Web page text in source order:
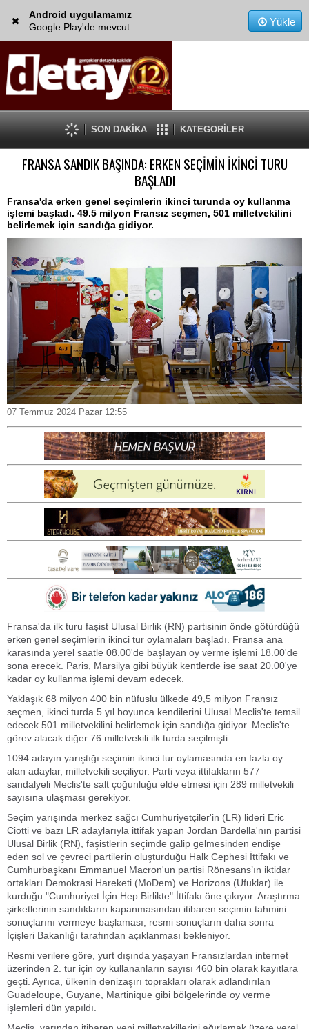
Android uygulamamız
Google Play'de mevcut
Yükle
SON DAKİKA KATEGORİLER
FRANSA SANDIK BAŞINDA: ERKEN SEÇİMİN İKİNCİ TURU
BAŞLADI
Fransa'da erken genel seçimlerin ikinci turunda oy kullanma
işlemi başladı. 49.5 milyon Fransız seçmen, 501 milletvekilini
belirlemek için sandığa gidiyor.
07 Temmuz 2024 Pazar 12:55
Fransa'da ilk turu faşist Ulusal Birlik (RN) partisinin önde götürdüğü
erken genel seçimlerin ikinci tur oylamaları başladı. Fransa ana
karasında yerel saatle 08.00'de başlayan oy verme işlemi 18.00'de
sona erecek. Paris, Marsilya gibi büyük kentlerde ise saat 20.00'ye
kadar oy kullanma işlemi devam edecek.
Yaklaşık 68 milyon 400 bin nüfuslu ülkede 49,5 milyon Fransız
seçmen, ikinci turda 5 yıl boyunca kendilerini Ulusal Meclis'te temsil
edecek 501 milletvekilini belirlemek için sandığa gidiyor. Meclis'te
görev alacak diğer 76 milletvekili ilk turda seçilmişti.
1094 adayın yarıştığı seçimin ikinci tur oylamasında en fazla oy
alan adaylar, milletvekili seçiliyor. Parti veya ittifakların 577
sandalyeli Meclis'te salt çoğunluğu elde etmesi için 289 milletvekili
sayısına ulaşması gerekiyor.
Seçim yarışında merkez sağcı Cumhuriyetçiler'in (LR) lideri Eric
Ciotti ve bazı LR adaylarıyla ittifak yapan Jordan Bardella'nın partisi
Ulusal Birlik (RN), faşistlerin seçimde galip gelmesinden endişe
eden sol ve çevreci partilerin oluşturduğu Halk Cephesi İttifakı ve
Cumhurbaşkanı Emmanuel Macron'un partisi Rönesans’ın iktidar
ortakları Demokrasi Hareketi (MoDem) ve Horizons (Ufuklar) ile
kurduğu "Cumhuriyet İçin Hep Birlikte" İttifakı öne çıkıyor. Araştırma
şirketlerinin sandıkların kapanmasından itibaren seçimin tahmini
sonuçlarını vermeye başlaması, resmi sonuçların daha sonra
İçişleri Bakanlığı tarafından açıklanması bekleniyor.
Resmi verilere göre, yurt dışında yaşayan Fransızlardan internet
üzerinden 2. tur için oy kullananların sayısı 460 bin olarak kayıtlara
geçti. Ayrıca, ülkenin denizaşırı toprakları olarak adlandırılan
Guadeloupe, Guyane, Martinique gibi bölgelerinde oy verme
işlemleri dün yapıldı.